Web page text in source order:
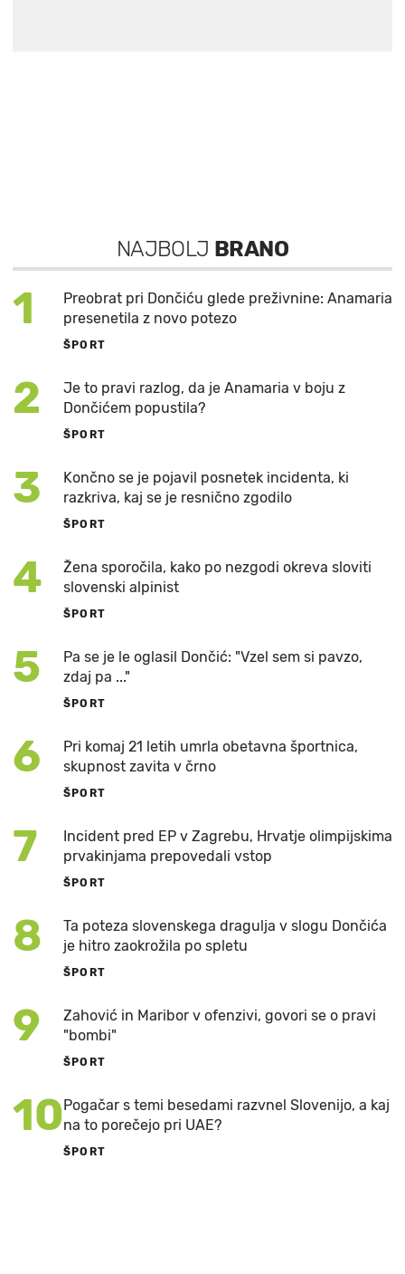
NAJBOLJ BRANO
1
Preobrat pri Dončiću glede preživnine: Anamaria
presenetila z novo potezo
ŠPORT
2
Je to pravi razlog, da je Anamaria v boju z
Dončićem popustila?
ŠPORT
3
Končno se je pojavil posnetek incidenta, ki
razkriva, kaj se je resnično zgodilo
ŠPORT
4
Žena sporočila, kako po nezgodi okreva sloviti
slovenski alpinist
ŠPORT
5
Pa se je le oglasil Dončić: "Vzel sem si pavzo,
zdaj pa ..."
ŠPORT
6
Pri komaj 21 letih umrla obetavna športnica,
skupnost zavita v črno
ŠPORT
7
Incident pred EP v Zagrebu, Hrvatje olimpijskima
prvakinjama prepovedali vstop
ŠPORT
8
Ta poteza slovenskega dragulja v slogu Dončića
je hitro zaokrožila po spletu
ŠPORT
9
Zahović in Maribor v ofenzivi, govori se o pravi
"bombi"
ŠPORT
10 Pogačar s temi besedami razvnel Slovenijo, a kaj
na to porečejo pri UAE?
ŠPORT